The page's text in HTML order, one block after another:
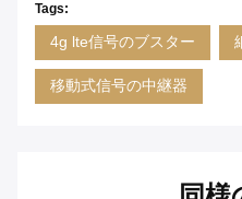
Tags:
4g lte信号のブスター
移動式信号の中継器